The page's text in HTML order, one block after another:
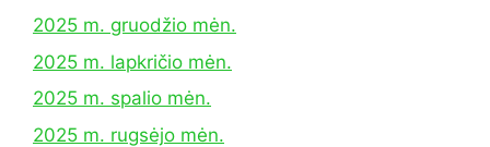
2025 m. gruodžio mėn.
2025 m. lapkričio mėn.
2025 m. spalio mėn.
2025 m. rugsėjo mėn.